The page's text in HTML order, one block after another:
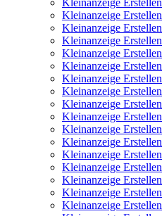
Kleinanzeige Erstellen
Kleinanzeige Erstellen
Kleinanzeige Erstellen
Kleinanzeige Erstellen
Kleinanzeige Erstellen
Kleinanzeige Erstellen
Kleinanzeige Erstellen
Kleinanzeige Erstellen
Kleinanzeige Erstellen
Kleinanzeige Erstellen
Kleinanzeige Erstellen
Kleinanzeige Erstellen
Kleinanzeige Erstellen
Kleinanzeige Erstellen
Kleinanzeige Erstellen
Kleinanzeige Erstellen